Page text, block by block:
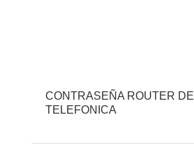
CONTRASEÑA ROUTER DE
TELEFONICA